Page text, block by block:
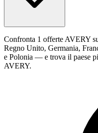
Confronta 1 offerte AVERY
Regno Unito, Germania,
e Polonia — e trova il paese
AVERY.